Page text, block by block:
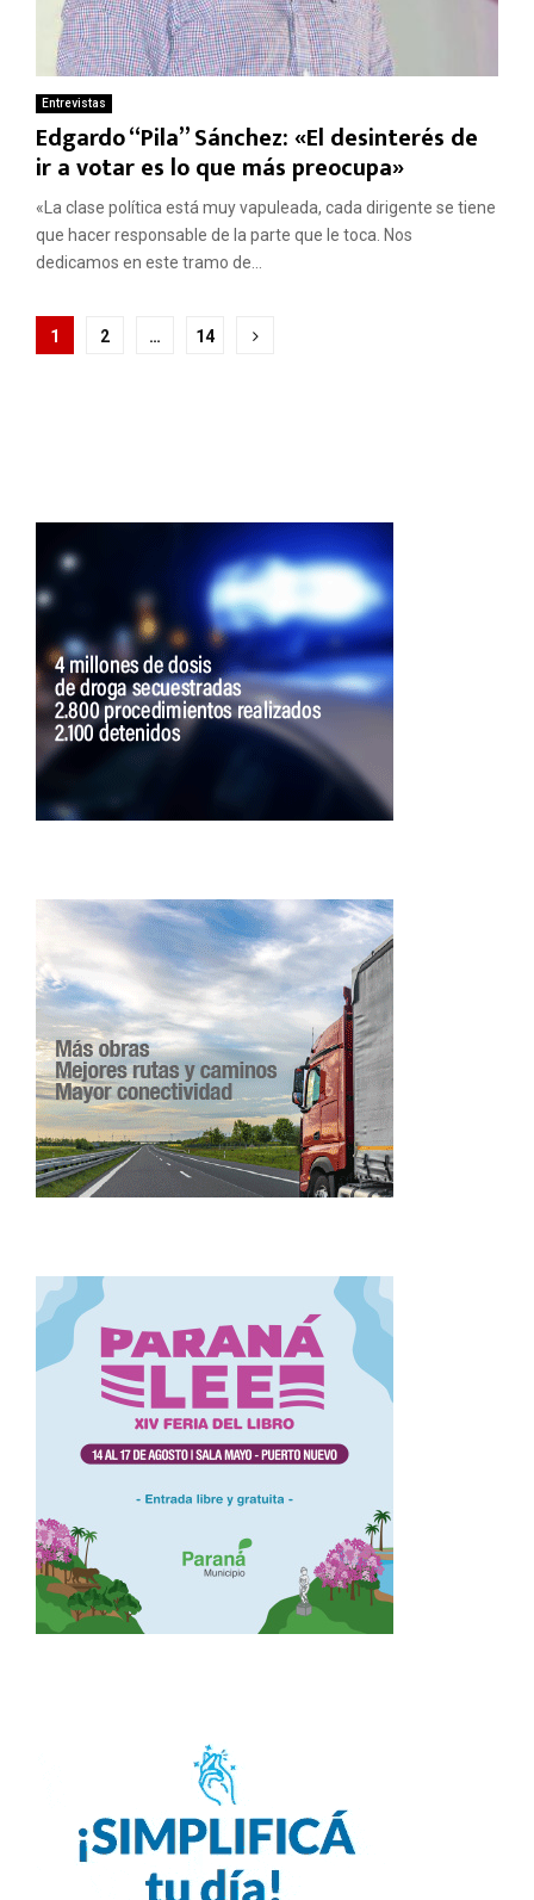
Entrevistas
Edgardo “Pila” Sánchez: «El desinterés de
ir a votar es lo que más preocupa»
«La clase política está muy vapuleada, cada dirigente se tiene
que hacer responsable de la parte que le toca. Nos
dedicamos en este tramo de...
Paginación
1 2 … 14